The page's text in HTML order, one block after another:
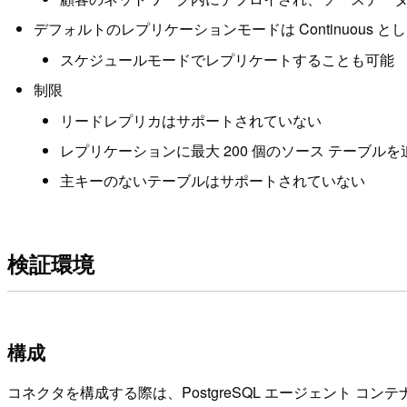
デフォルトのレプリケーションモードは Continuous と
スケジュールモードでレプリケートすることも可能
制限
リードレプリカはサポートされていない
レプリケーションに最大 200 個のソース テーブル
主キーのないテーブルはサポートされていない
検証環境
構成
コネクタを構成する際は、PostgreSQL エージェント コン